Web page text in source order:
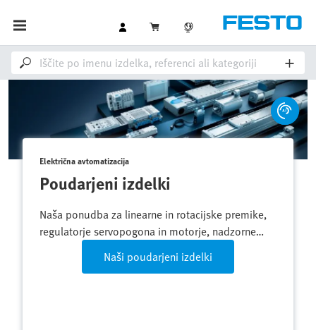
Električna avtomatizacija
Simplified Motion Series
Električna avtomatizacija preprostih linearnih in
vrtljivih gibov – kompaktno, prilagodljivo in
komunikativno s povezavo IO-Link.
Več o izdelku